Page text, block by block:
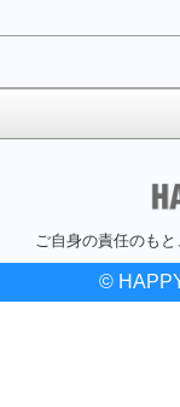
ご自身の責任のも
©